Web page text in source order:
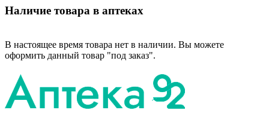
Наличие товара в аптеках
В настоящее время товара нет в наличии. Вы можете
оформить данный товар "под заказ".